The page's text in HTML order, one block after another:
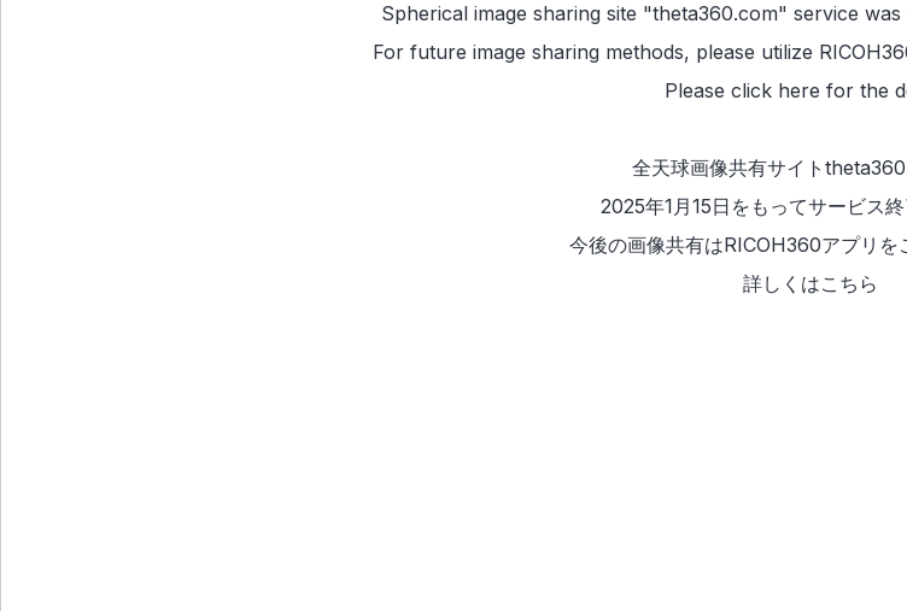
Spherical image sharing site "theta360.com" service
For future image sharing methods, please utilize
Please click here for the
全天球画像共有サイト
2025年1月15日をもってサービス終
今後の画像共有はRICOH360アプリ を
詳しくはこちら